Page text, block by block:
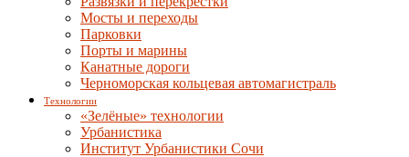
Мосты и переходы
Парковки
Порты и марины
Канатные дороги
Черноморская кольцевая автомагистраль
Технологии
«Зелёные» технологии
Урбанистика
Институт Урбанистики Сочи